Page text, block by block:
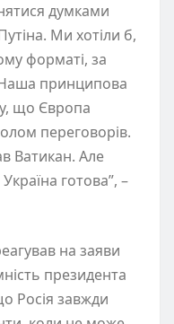
думками
Ми хотіли б,
форматі, за
принципова
що Європа
переговорів.
Ватикан. Але
готова”, –
на заяви
президента
Росія завжди